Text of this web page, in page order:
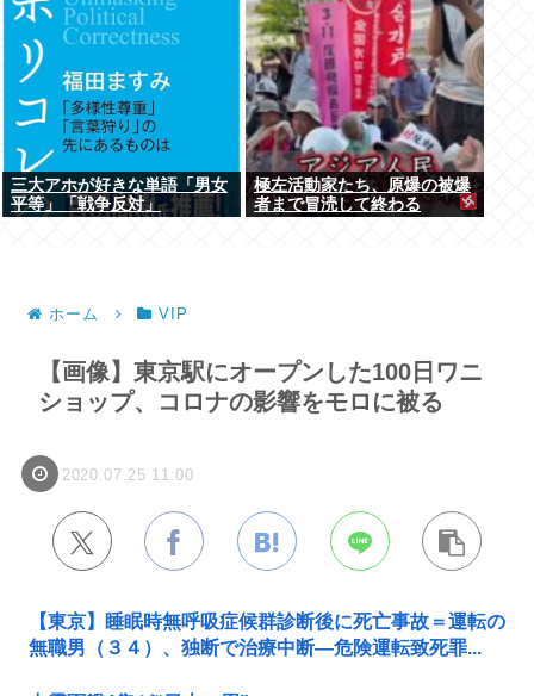
三大アホが好きな単語「男女
平等」「戦争反対」
極左活動家たち、原爆の被爆
者まで冒涜して終わる
ホーム VIP
【画像】東京駅にオープンした100日ワニ
ショップ、コロナの影響をモロに被る
2020.07.25 11:00
【東京】睡眠時無呼吸症候群診断後に死亡事故＝運転の
無職男（３４）、独断で治療中断―危険運転致死罪...